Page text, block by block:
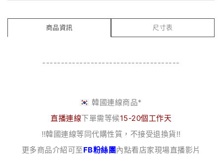
商品資訊 尺寸表
-------------------------------------
🇰🇷 韓國連線商品*
直播連線下單需等候15-20個工作天
‼️韓國連線等同代購性質，不接受退換貨‼️
更多商品介紹可至FB粉絲團內點看店家現場直播影片